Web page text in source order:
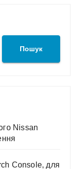
Пошук
Nissan
Console, для